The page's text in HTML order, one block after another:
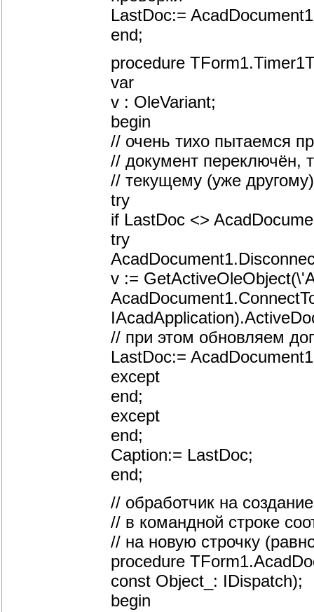
LastDoc:=
end;
procedure
var
v : OleVariant;
begin
// очень тихо пытаемся
// документ переключён,
// текущему (уже
try
if LastDoc <>
try
v :=
// при этом обновляем
LastDoc:=
except
end;
except
end;
Caption:= LastDoc;
end;
// обработчик на
// в командной строке
// на новую строчку
procedure
const Object_: IDispatch);
begin